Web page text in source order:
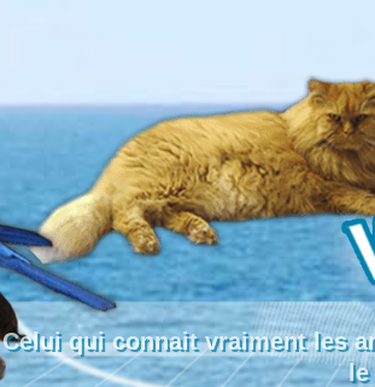
Celui qui connait vraiment les
le